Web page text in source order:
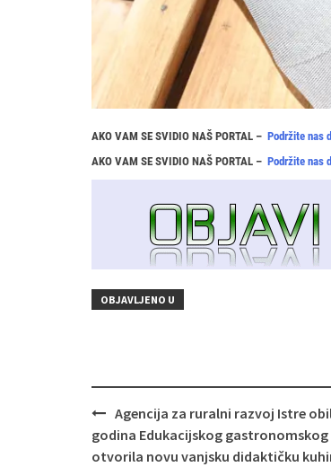
AKO VAM SE SVIDIO NAŠ PORTAL – Podržite nas
AKO VAM SE SVIDIO NAŠ PORTAL – Podržite nas
OBJAVLJENO U
Navigacija
objava
Agencija za ruralni razvoj Istre
godina Edukacijskog
otvorila novu vanjsku didaktičku